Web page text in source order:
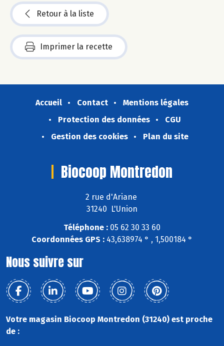
Retour à la liste
Imprimer la recette
Accueil Contact
Mentions légales
Protection des données
CGU
Gestion des cookies
Plan du site
Biocoop Montredon
2 rue d'Ariane
31240 L'Union
Téléphone : 05 62 30 33 60
Coordonnées GPS : 43,638974 ° , 1,500184 °
Nous suivre sur
Votre magasin Biocoop Montredon (31240) est proche
de :